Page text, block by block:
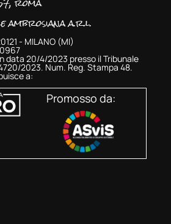
ambrosiana a.r.l.
- MILANO (MI)
data 20/4/2023 presso il Tribunale
2023. Num. Reg. Stampa 48.
a:
Promosso da: